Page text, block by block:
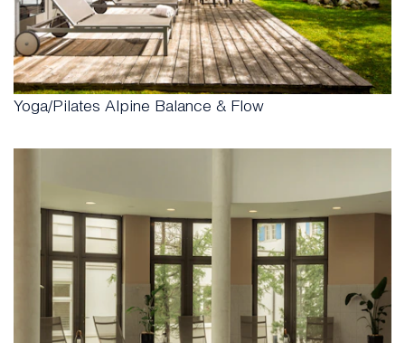
Yoga/Pilates Alpine Balance & Flow